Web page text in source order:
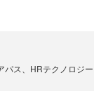
ス、HRテクノロジ